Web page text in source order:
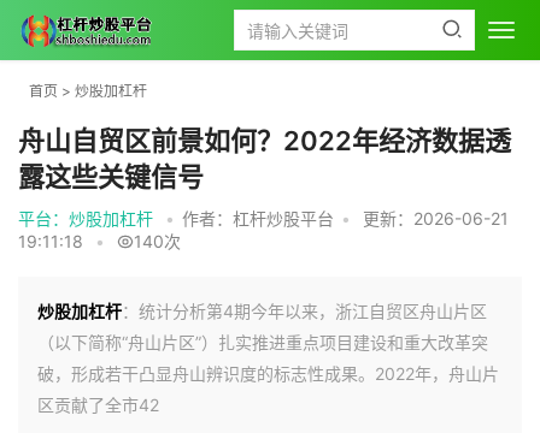
首页 > 炒股加杠杆
舟山自贸区前景如何？2022年经济数据透
露这些关键信号
平台：炒股加杠杆 • 作者：杠杆炒股平台 •
更新：2026-06-21
19:11:18
• 140次
炒股加杠杆：统计分析第4期今年以来，浙江自贸区舟山片区
（以下简称“舟山片区”）扎实推进重点项目建设和重大改革突
破，形成若干凸显舟山辨识度的标志性成果。2022年，舟山片
区贡献了全市42